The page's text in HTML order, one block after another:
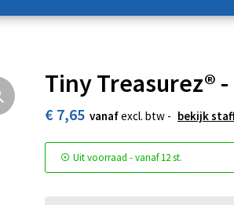
Tiny Treasurez®
€ 7,65 vanafexcl. btw - bekijk
Uit voorraad -vanaf12 st.